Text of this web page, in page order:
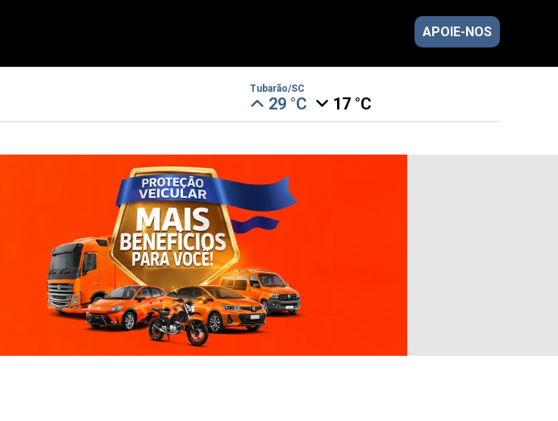
APOIE-NOS
Tubarão/SC
29 °C 17 °C